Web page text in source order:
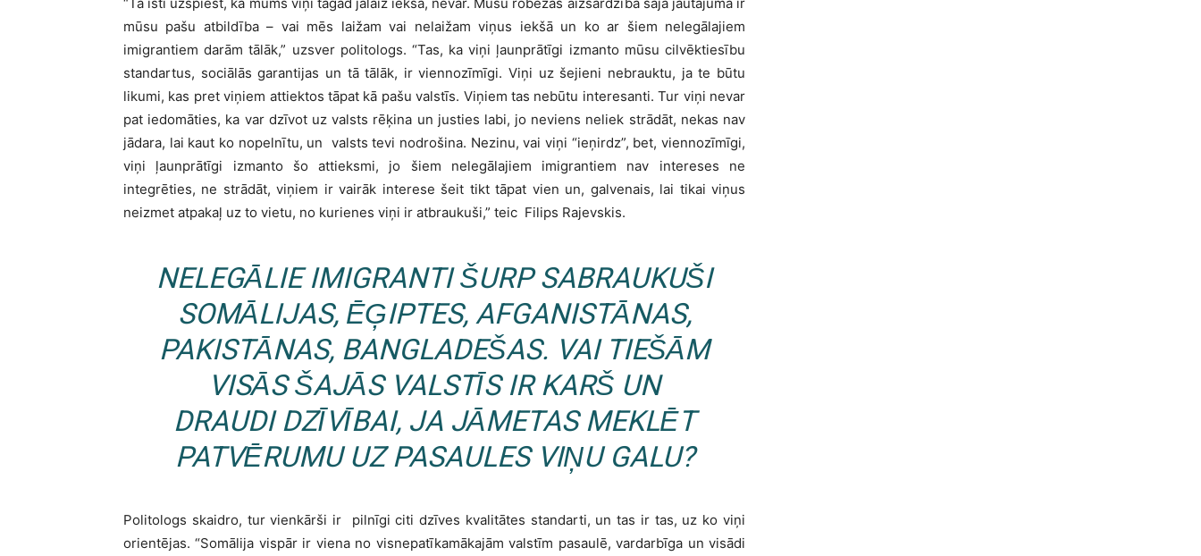
mūsu pašu atbildība – vai mēs laižam vai nelaižam viņus iekšā un ko ar šiem nelegālajiem
imigrantiem darām tālāk,” uzsver politologs. “Tas, ka viņi ļaunprātīgi izmanto mūsu cilvēktiesību
standartus, sociālās garantijas un tā tālāk, ir viennozīmīgi. Viņi uz šejieni nebrauktu, ja te būtu
likumi, kas pret viņiem attiektos tāpat kā pašu valstīs. Viņiem tas nebūtu interesanti. Tur viņi nevar
pat iedomāties, ka var dzīvot uz valsts rēķina un justies labi, jo neviens neliek strādāt, nekas nav
jādara, lai kaut ko nopelnītu, un valsts tevi nodrošina. Nezinu, vai viņi “ieņirdz”, bet, viennozīmīgi,
viņi ļaunprātīgi izmanto šo attieksmi, jo šiem nelegālajiem imigrantiem nav intereses ne
integrēties, ne strādāt, viņiem ir vairāk interese šeit tikt tāpat vien un, galvenais, lai tikai viņus
neizmet atpakaļ uz to vietu, no kurienes viņi ir atbraukuši,” teic Filips Rajevskis.
NELEGĀLIE IMIGRANTI ŠURP SABRAUKUŠI
SOMĀLIJAS, ĒĢIPTES, AFGANISTĀNAS,
PAKISTĀNAS, BANGLADEŠAS. VAI TIEŠĀM
VISĀS ŠAJĀS VALSTĪS IR KARŠ UN
DRAUDI DZĪVĪBAI, JA JĀMETAS MEKLĒT
PATVĒRUMU UZ PASAULES VIŅU GALU?
Politologs skaidro, tur vienkārši ir pilnīgi citi dzīves kvalitātes standarti, un tas ir tas, uz ko viņi
orientējas. “Somālija vispār ir viena no visnepatīkamākajām valstīm pasaulē, vardarbīga un visādi